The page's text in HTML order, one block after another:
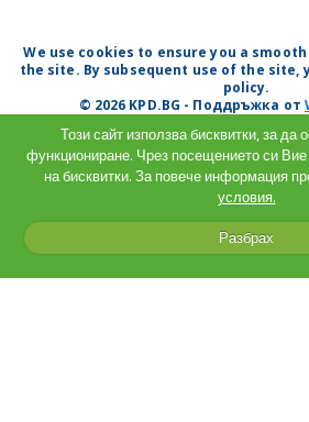
We use cookies to ensure you a
the site. By subsequent use of the site,
policy.
© 2026 KPD.BG - Поддръжка от
Този сайт използва бисквитки, за да
функциониране. Чрез посещението си
на бисквитки. За повече информация
условия.
Разбрах